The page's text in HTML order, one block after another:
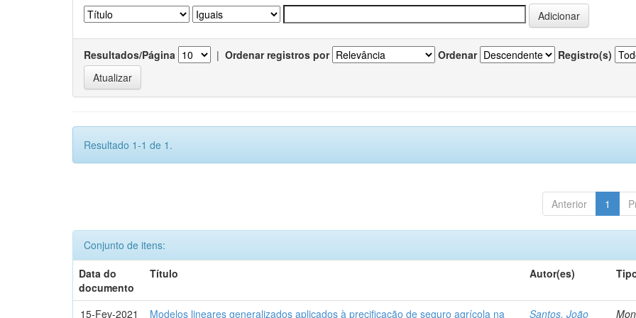
Resultados/Página | Ordenar registros por Ordenar Registro(s)
Resultado 1-1 de 1.
Anterior 1
Conjunto de itens:
Data do
documento
Título Autor(es)
15-Fev-2021 Modelos lineares generalizados aplicados à precificação de seguro agrícola na Santos, João